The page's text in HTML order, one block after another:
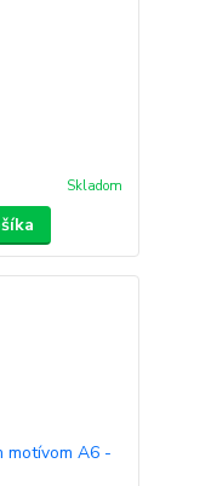
Skladom